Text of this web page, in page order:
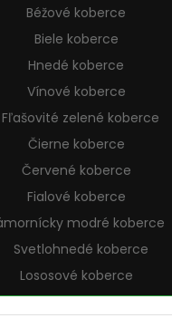
Béžové koberce
Biele koberce
Hnedé koberce
Vínové koberce
Fľašovité zelené koberce
Čierne koberce
Červené koberce
Fialové koberce
modré koberce
Svetlohnedé koberce
Lososové koberce
Krémové koberce